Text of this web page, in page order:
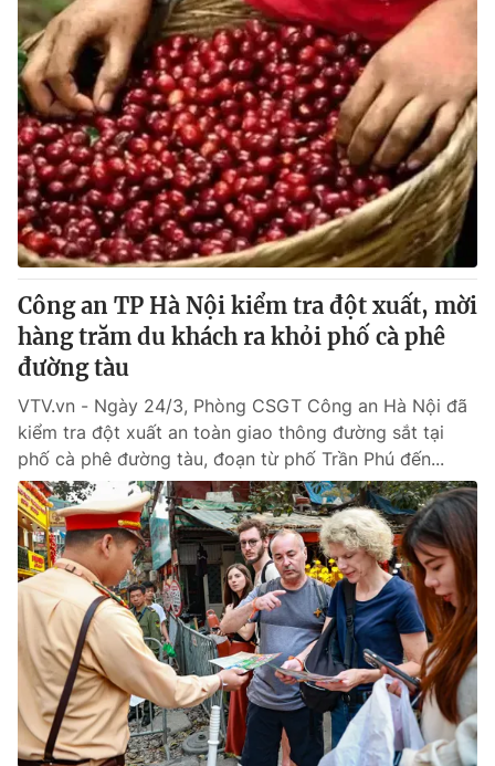
THỜI BÁO VTV
Theo dõi báo trên
Cơ quan chủ quản:Đài Truyền hình Việt Nam
Cơ quan báo chí:Thời báo VTV
Giấy phép hoạt động báo in và báo điện tử số 483/GP-BTTTT
cấp ngày 29/12/2023
Tổng Biên tập:Vũ Thanh Thủy
Phó Tổng Biên tập:
Nguyễn Trọng Ninh
Tổng đài VTV: 024.38 355 931 - 024.38 355 932
Ðiện thoại Thời báo VTV:024.66 897 897
Email:toasoan@vtv.vn
Liên hệ quảng cáo:024-7300.7108
Công an TP Hà Nội kiểm tra đột xuất, mời
hàng trăm du khách ra khỏi phố cà phê
đường tàu
VTV.vn - Ngày 24/3, Phòng CSGT Công an Hà Nội đã
kiểm tra đột xuất an toàn giao thông đường sắt tại
phố cà phê đường tàu, đoạn từ phố Trần Phú đến...